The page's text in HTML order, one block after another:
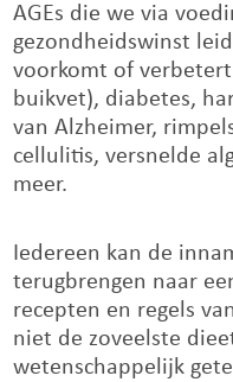
AGEs die we via
gezondheidswinst
voorkomt of
buikvet), diabetes,
van Alzheimer,
cellulitis, versnelde
meer.
Iedereen kan de
terugbrengen naar
recepten en regels
niet de zoveelste
wetenschappelijk